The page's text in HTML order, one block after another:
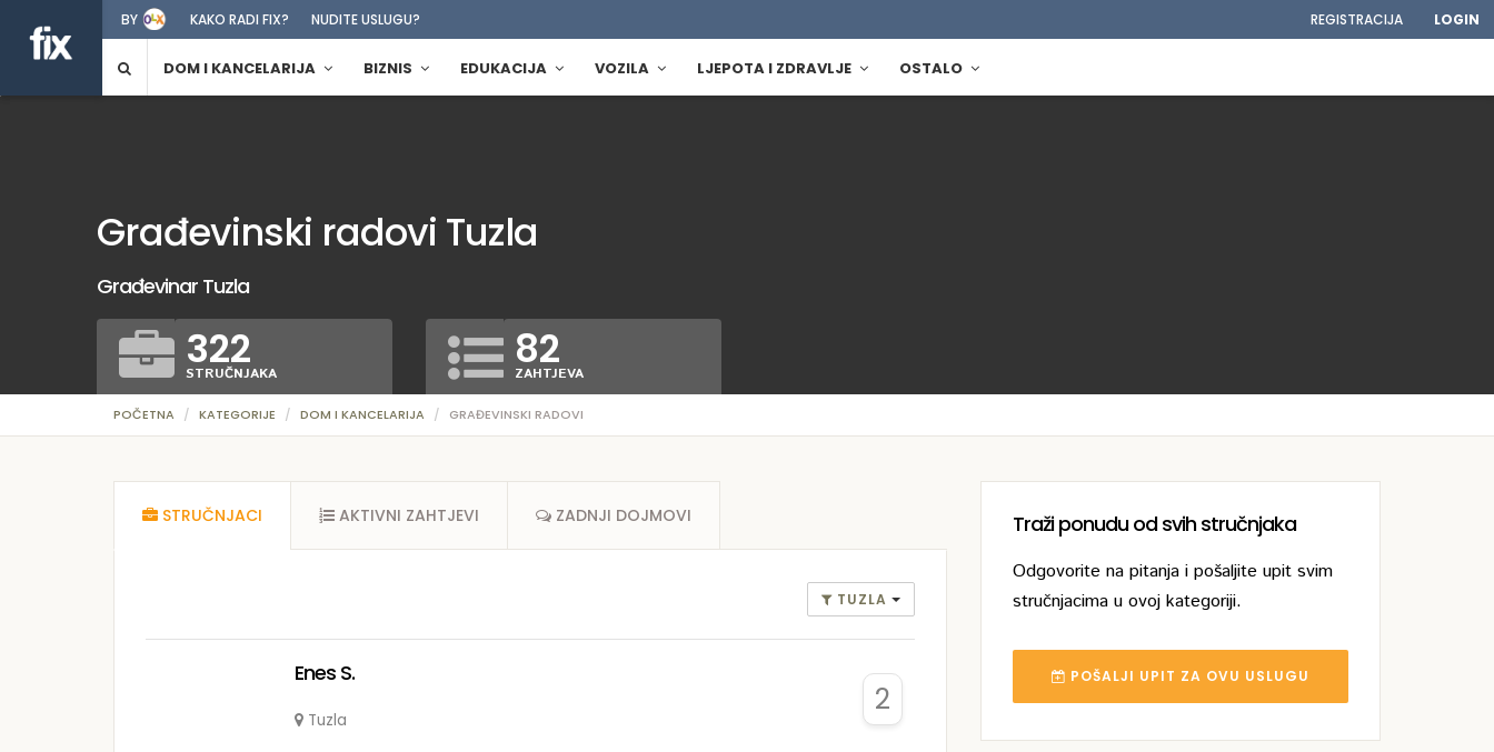
BY KAKO RADI FIX? NUDITE USLUGU? REGISTRACIJA LOGIN
DOM I KANCELARIJA BIZNIS EDUKACIJA VOZILA LJEPOTA I ZDRAVLJE OSTALO
POČETNA KATEGORIJE DOM I KANCELARIJA GRAĐEVINSKI RADOVI
Građevinski radovi Tuzla
Građevinar Tuzla
322
STRUČNJAKA 82
ZAHTJEVA
Traži ponudu od svih stručnjaka
Odgovorite na pitanja i pošaljite upit svim
stručnjacima u ovoj kategoriji.
POŠALJI UPIT ZA OVU USLUGU
STRUČNJACI AKTIVNI ZAHTJEVI ZADNJI DOJMOVI
TUZLA
Enes S.
Tuzla
2